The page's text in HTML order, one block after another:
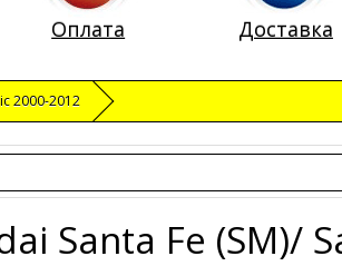
Оплата Доставка
2000-2012
Santa Fe (SM)/